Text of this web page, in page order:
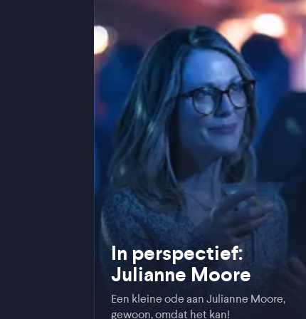
In perspectief:
Julianne Moore
Een kleine ode aan Julianne Moore,
gewoon, omdat het kan!